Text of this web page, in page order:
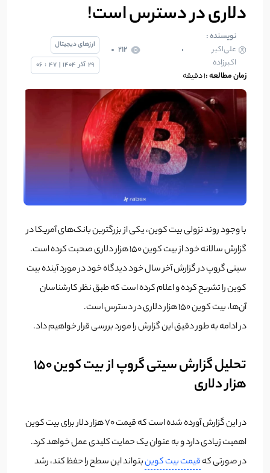
دلاری در دسترس است!
نویسنده :
علی‌اکبر
اکبرزاده
212
زمان مطالعه :1 دقیقه
ارزهای دیجیتال
29 آذر 1404
|
47
:
06
با وجود روند نزولی بیت کوین، یکی از بزرگترین بانک‌های آمریکا در
گزارش سالانه خود از بیت کوین 150 هزار دلاری صحبت کرده است.
سیتی گروپ در گزارش آخر سال خود دیدگاه خود در مورد آینده بیت
کوین را تشریح کرده و اعلام کرده است که طبق نظر کارشناسان
آن‌ها، بیت کوین 150 هزار دلاری در دسترس است.
در ادامه به طور دقیق این گزارش را مورد بررسی قرار خواهیم داد.
تحلیل گزارش سیتی گروپ از بیت کوین 150
هزار دلاری
در این گزارش آورده شده است که قیمت 70 هزار دلار برای بیت کوین
اهمیت زیادی دارد و به عنوان یک حمایت کلیدی عمل خواهد کرد.
در صورتی کهقیمت بیت کوینبتواند این سطح را حفظ کند، رشد